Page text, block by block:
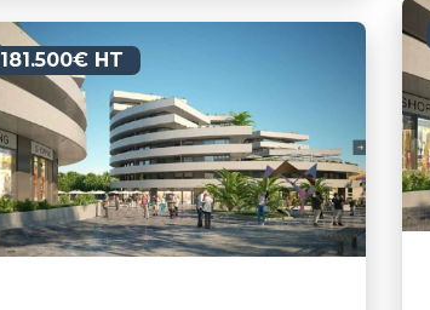
181.500€ HT